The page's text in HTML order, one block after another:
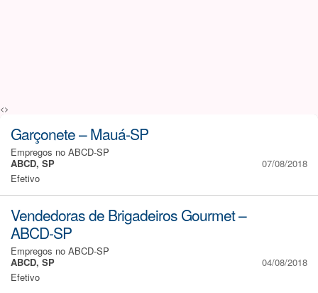
<>
Garçonete – Mauá-SP
Empregos no ABCD-SP
ABCD, SP
Efetivo
07/08/2018
Vendedoras de Brigadeiros Gourmet –
ABCD-SP
Empregos no ABCD-SP
ABCD, SP
Efetivo
04/08/2018